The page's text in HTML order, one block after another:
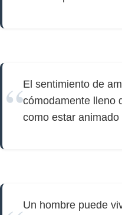
El sentimiento de
cómodamente lleno
como estar
Un hombre puede